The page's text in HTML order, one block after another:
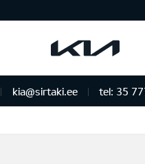
kia@sirtaki.ee tel: 35